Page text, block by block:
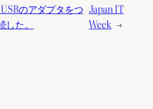
のアダプタをつ
た。
Japan IT
Week →